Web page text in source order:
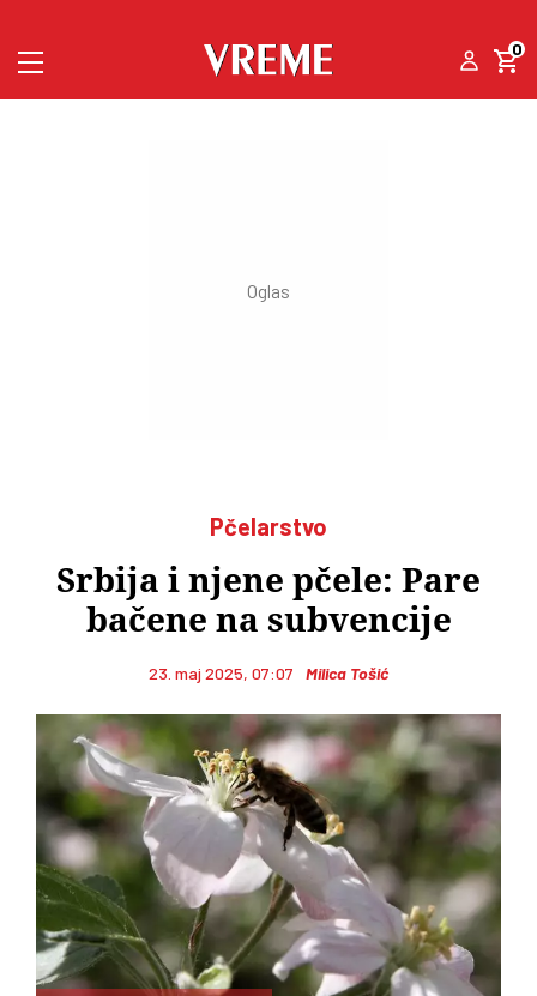
0
Pčelarstvo
Srbija i njene pčele: Pare
bačene na subvencije
23. maj 2025, 07:07 Milica Tošić